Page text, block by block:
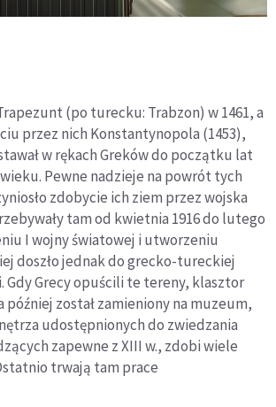
(po turecku: Trabzon) w 1461, a
przez nich Konstantynopola (1453),
w rękach Greków do początku lat
Pewne nadzieje na powrót tych
zdobycie ich ziem przez wojska
tam od kwietnia 1916 do lutego
I wojny światowej i utworzeniu
doszło jednak do grecko-tureckiej
Gdy Grecy opuścili te tereny, klasztor
później został zamieniony na muzeum,
udostępnionych do zwiedzania
zapewne z XIII w., zdobi wiele
trwają tam prace